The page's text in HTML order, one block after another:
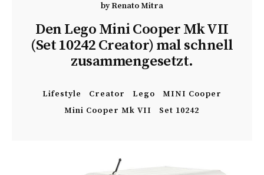
byRenato Mitra
Den Lego Mini Cooper Mk VII
(Set 10242 Creator) mal schnell
zusammengesetzt.
Lifestyle Creator Lego
MINI Cooper
Mini Cooper Mk VII
Set 10242